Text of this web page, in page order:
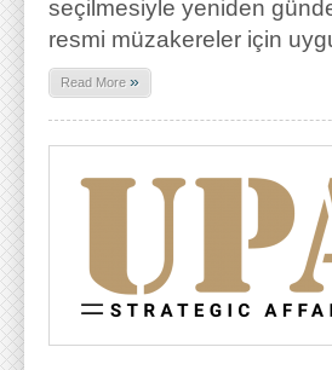
seçilmesiyle yeniden
resmi müzakereler için
Read More »